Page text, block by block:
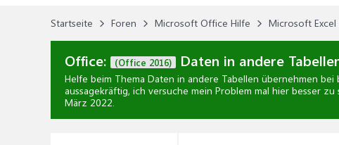
Startseite Foren Microsoft Office Hilfe Microsoft Excel
Office: (Office 2016) Daten in andere
Helfe beim Thema Daten in andere Tabellen übernehmen bei
aussagekräftig, ich versuche mein Problem mal hier besser
März 2022.